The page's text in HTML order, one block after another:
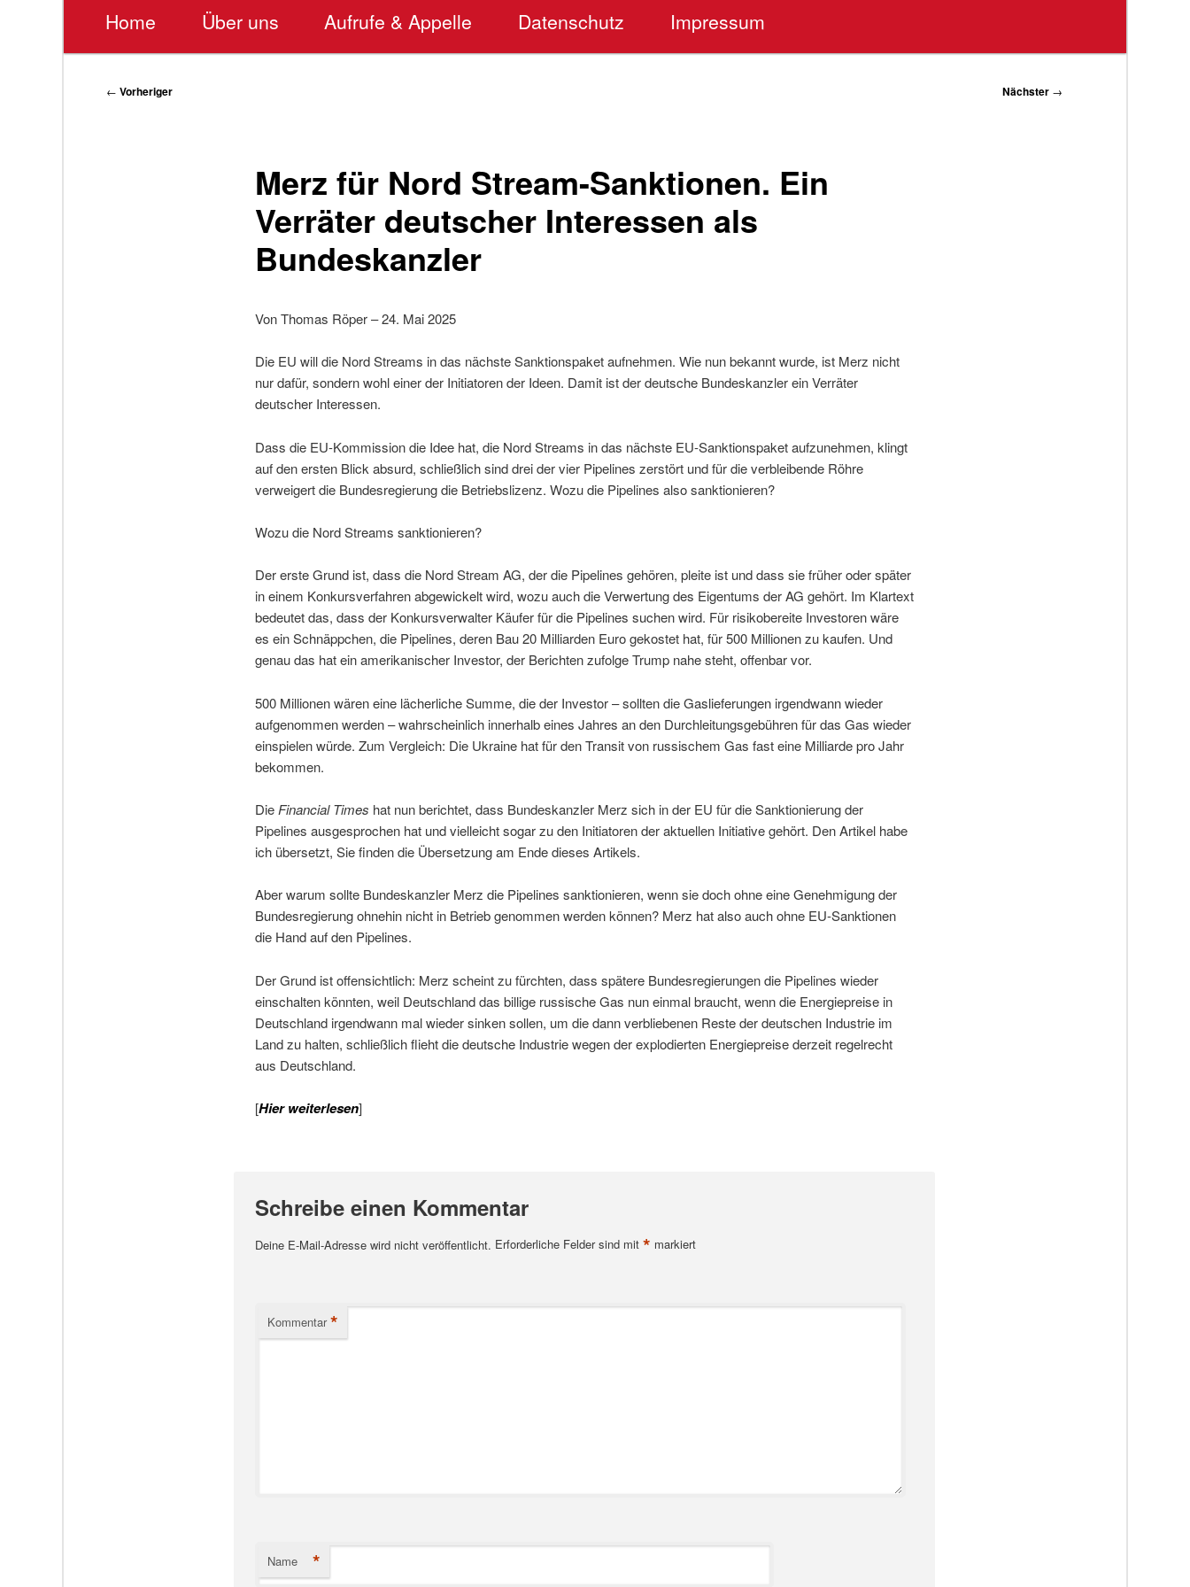
Home Über uns Aufrufe & Appelle Datenschutz Impressum
Beitragsnavigation
← Vorheriger Nächster →
Merz für Nord Stream-Sanktionen. Ein
Verräter deutscher Interessen als
Bundeskanzler
Von Thomas Röper – 24. Mai 2025
Die EU will die Nord Streams in das nächste Sanktionspaket aufnehmen. Wie nun bekannt wurde, ist Merz nicht
nur dafür, sondern wohl einer der Initiatoren der Ideen. Damit ist der deutsche Bundeskanzler ein Verräter
deutscher Interessen.
Dass die EU-Kommission die Idee hat, die Nord Streams in das nächste EU-Sanktionspaket aufzunehmen, klingt
auf den ersten Blick absurd, schließlich sind drei der vier Pipelines zerstört und für die verbleibende Röhre
verweigert die Bundesregierung die Betriebslizenz. Wozu die Pipelines also sanktionieren?
Wozu die Nord Streams sanktionieren?
Der erste Grund ist, dass die Nord Stream AG, der die Pipelines gehören, pleite ist und dass sie früher oder später
in einem Konkursverfahren abgewickelt wird, wozu auch die Verwertung des Eigentums der AG gehört. Im Klartext
bedeutet das, dass der Konkursverwalter Käufer für die Pipelines suchen wird. Für risikobereite Investoren wäre
es ein Schnäppchen, die Pipelines, deren Bau 20 Milliarden Euro gekostet hat, für 500 Millionen zu kaufen. Und
genau das hat ein amerikanischer Investor, der Berichten zufolge Trump nahe steht, offenbar vor.
500 Millionen wären eine lächerliche Summe, die der Investor – sollten die Gaslieferungen irgendwann wieder
aufgenommen werden – wahrscheinlich innerhalb eines Jahres an den Durchleitungsgebühren für das Gas wieder
einspielen würde. Zum Vergleich: Die Ukraine hat für den Transit von russischem Gas fast eine Milliarde pro Jahr
bekommen.
Die Financial Times hat nun berichtet, dass Bundeskanzler Merz sich in der EU für die Sanktionierung der
Pipelines ausgesprochen hat und vielleicht sogar zu den Initiatoren der aktuellen Initiative gehört. Den Artikel habe
ich übersetzt, Sie finden die Übersetzung am Ende dieses Artikels.
Aber warum sollte Bundeskanzler Merz die Pipelines sanktionieren, wenn sie doch ohne eine Genehmigung der
Bundesregierung ohnehin nicht in Betrieb genommen werden können? Merz hat also auch ohne EU-Sanktionen
die Hand auf den Pipelines.
Der Grund ist offensichtlich: Merz scheint zu fürchten, dass spätere Bundesregierungen die Pipelines wieder
einschalten könnten, weil Deutschland das billige russische Gas nun einmal braucht, wenn die Energiepreise in
Deutschland irgendwann mal wieder sinken sollen, um die dann verbliebenen Reste der deutschen Industrie im
Land zu halten, schließlich flieht die deutsche Industrie wegen der explodierten Energiepreise derzeit regelrecht
aus Deutschland.
[Hier weiterlesen]
Schreibe einen Kommentar
Deine E-Mail-Adresse wird nicht veröffentlicht. Erforderliche Felder sind mit * markiert
Kommentar *
Name *